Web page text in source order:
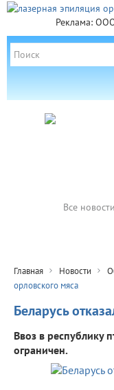
Реклама:
Все новости
Главная Новости
орловского мяса
Беларусь
Ввоз в республику
ограничен.